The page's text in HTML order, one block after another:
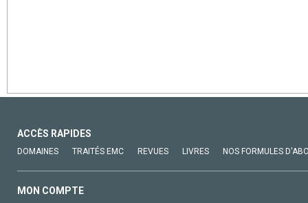
ACCÈS RAPIDES
DOMAINES TRAITÉS EMC REVUES LIVRES NOS FORMULES
MON COMPTE